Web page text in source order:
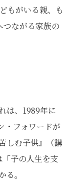
もがいる親、も
つながる家族の
は、1989年に
・フォワードが
しむ子供』（講
子の人生を支
。